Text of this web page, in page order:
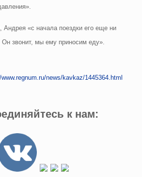
Андрея «с начала поездки его еще ни
Он звонит, мы ему приносим еду».
www.regnum.ru/news/kavkaz/1445364.html
к нам: